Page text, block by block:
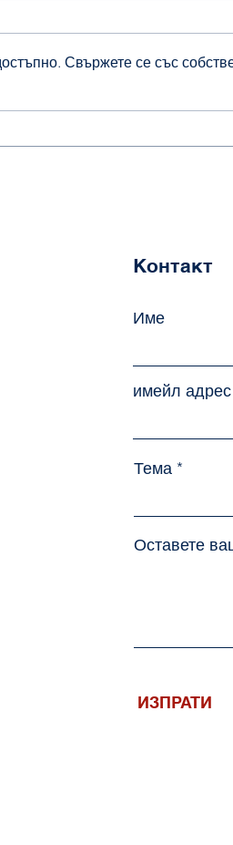
в
Свържете се със
Контакт
Име
имейл адрес
Тема
Оставете
ИЗПРАТИ